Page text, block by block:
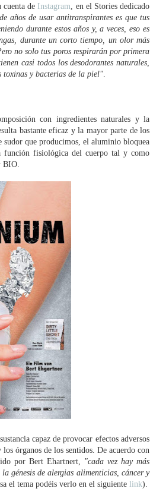
cuenta de Instagram , en el Stories dedicado
años de usar antitranspirantes es que tus
durante estos años y, a veces, eso es
durante un corto tiempo, un olor más
no solo tus poros respirarán por primera
casi todos los desodorantes naturales,
toxinas y bacterias de la piel"
con ingredientes naturales y la
bastante eficaz y la mayor parte de los
sudor que producimos, el aluminio bloquea
fisiológica del cuerpo tal y como
BIO.
capaz de provocar efectos adversos
órganos de los sentidos. De acuerdo con
por Bert Ehartnert, "cada vez hay más
génesis de alergias alimenticias, cáncer y
el tema podéis verlo en el siguiente link).